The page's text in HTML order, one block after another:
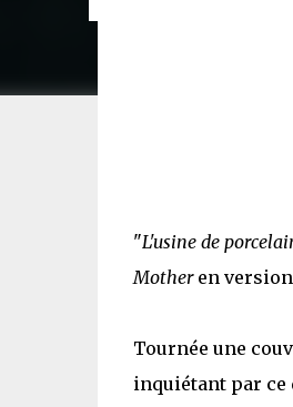
"L'usine de
Motheren version
Tournée une
inquiétant par